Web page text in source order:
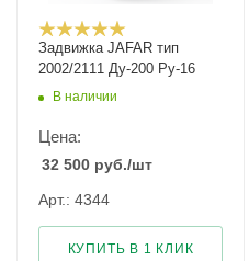
Задвижка JAFAR тип
2002/2111 Ду-200 Ру-16
В наличии
Цена:
32 500 руб./шт
Арт.: 4344
КУПИТЬ В 1 КЛИК